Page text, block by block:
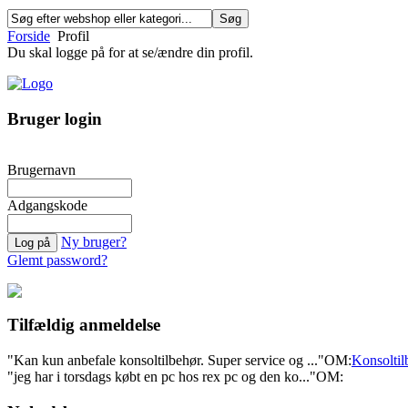
Forside Profil
Du skal logge på for at se/ændre din profil.
Bruger login
Brugernavn
Adgangskode
Ny bruger?
Glemt password?
Tilfældig anmeldelse
"Kan kun anbefale konsoltilbehør. Super service og ..."OM:
"jeg har i torsdags købt en pc hos rex pc og den ko..."OM: